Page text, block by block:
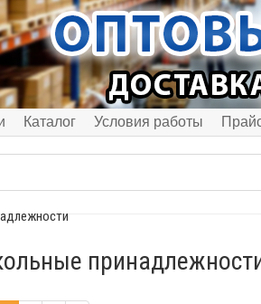
Каталог Условия работы